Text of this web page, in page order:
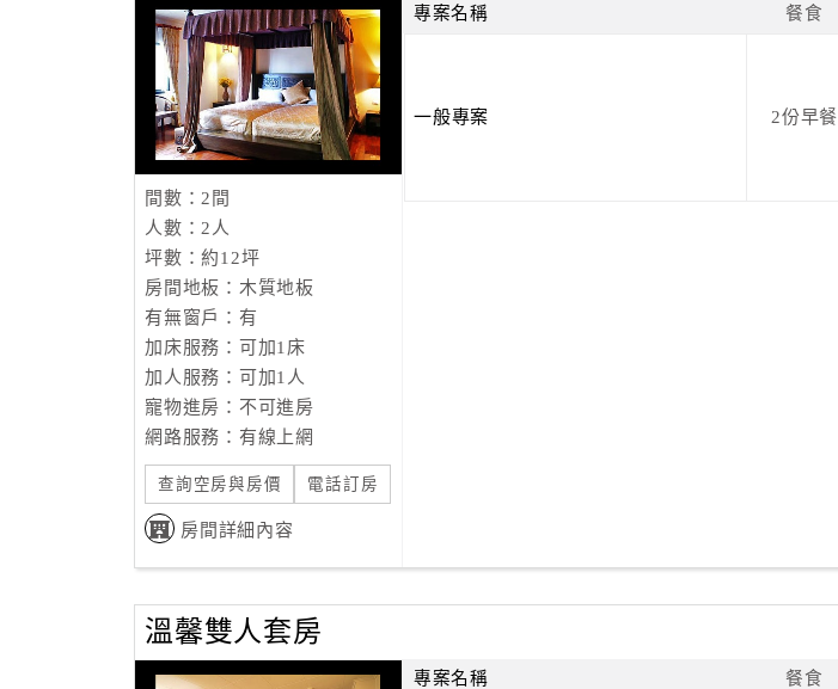
間數：2間
人數：2人
坪數：約12坪
房間地板：木質地板
有無窗戶：有
加床服務：可加1床
加人服務：可加1人
寵物進房：不可進房
網路服務：有線上網
查詢空房與房價 電話訂房
房間詳細內容
專案名稱 餐食
一般專案 2份早餐
溫馨雙人套房
專案名稱 餐食